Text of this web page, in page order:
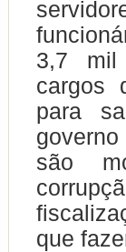
3,7 mil
cargos
para
são
que